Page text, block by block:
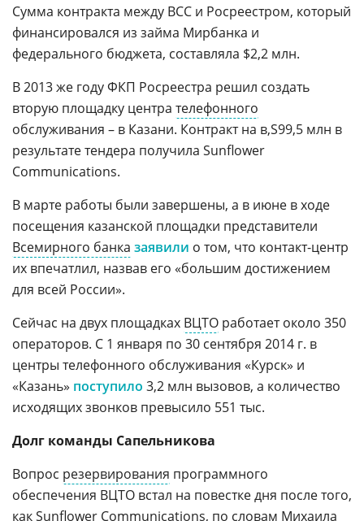
Сумма контракта между BCC и Росреестром, который
финансировался из займа Мирбанка и
федерального бюджета, составляла $2,2 млн.
В 2013 же году ФКП Росреестра решил создать
вторую площадку центра телефонного
обслуживания – в Казани. Контракт на
99,5 млн в
результате тендера получила Sunflower
Communications.
В марте работы были завершены, а в июне в ходе
посещения казанской площадки представители
Всемирного банка заявили о том, что контакт-центр
их впечатлил, назвав его «большим достижением
для всей России».
Сейчас на двух площадках ВЦТО работает около 350
операторов. С 1 января по 30 сентября 2014 г. в
центры телефонного обслуживания «Курск» и
«Казань» поступило 3,2 млн вызовов, а количество
исходящих звонков превысило 551 тыс.
Долг команды Сапельникова
Вопрос резервирования программного
обеспечения ВЦТО встал на повестке дня после того,
как Sunflower Communications, по словам Михаила